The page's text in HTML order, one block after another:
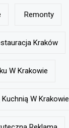
Remonty
Kraków
W Krakowie
W Krakowie